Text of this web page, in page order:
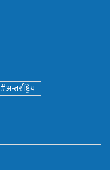
#अन्तर्राष्ट्रिय